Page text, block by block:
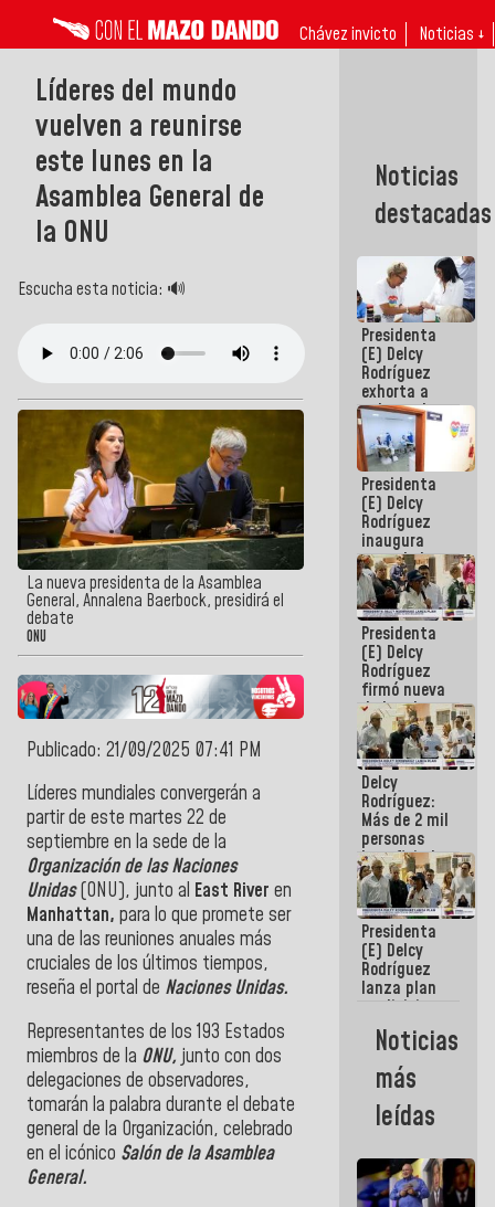
Chávez invicto Noticias ↓
Líderes del mundo
vuelven a reunirse
este lunes en la
Asamblea General de
la ONU
Escucha esta noticia: 🔊
La nueva presidenta de la Asamblea
General, Annalena Baerbock, presidirá el
debate
ONU
Publicado: 21/09/2025 07:41 PM
Líderes mundiales convergerán a
partir de este martes 22 de
septiembre en la sede de la
Organización de las Naciones
Unidas(ONU), junto al East River en
Manhattan, para lo que promete ser
una de las reuniones anuales más
cruciales de los últimos tiempos,
reseña el portal de Naciones Unidas.
Representantes de los 193 Estados
miembros de la ONU,junto con dos
delegaciones de observadores,
tomarán la palabra durante el debate
general de la Organización, celebrado
en el icónico Salón de la Asamblea
General.
Noticias
destacadas
Presidenta
(E) Delcy
Rodríguez
exhorta a
gobernadores
y alcaldes a
edificar
casas para
abuelos
Presidenta
(E) Delcy
Rodríguez
inaugura
casa de los
Abuelos
Primavera
en Caracas
Presidenta
(E) Delcy
Rodríguez
firmó nueva
de Ley de
Arrendamiento
aprobada
por la AN
Delcy
Rodríguez:
Más de 2 mil
personas
beneficiadas
con planes
para
atención de
emergencia
sísmica en
la última
semana
Presidenta
(E) Delcy
Rodríguez
lanza plan
crediticio
con subsidio
a Juntas de
Condominio
Noticias
más
leídas